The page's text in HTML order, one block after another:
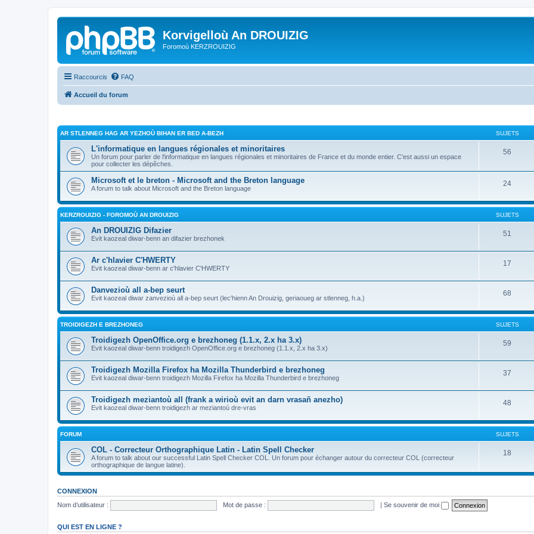
Korvigelloù An DROUIZIG
Foromoù KERZROUIZIG
Raccourcis FAQ
Accueil du forum
AR STLENNEG HAG AR YEZHOÙ BIHAN ER BED A-BEZH SUJETS
L'informatique en langues régionales et minoritaires
Un forum pour parler de l'informatique en langues régionales et minoritaires de France et du monde entier. C'est aussi un espace
pour collecter les dépêches.
56
Microsoft et le breton - Microsoft and the Breton language
A forum to talk about Microsoft and the Breton language
24
KERZROUIZIG - FOROMOÙ AN DROUIZIG SUJETS
An DROUIZIG Difazier
Evit kaozeal diwar-benn an difazier brezhonek
51
Ar c'hlavier C'HWERTY
Evit kaozeal diwar-benn ar c'hlavier C'HWERTY
17
Danvezioù all a-bep seurt
Evit kaozeal diwar zanvezioù all a-bep seurt (lec'hienn An Drouizig, geriaoueg ar stlenneg, h.a.)
68
TROIDIGEZH E BREZHONEG SUJETS
Troidigezh OpenOffice.org e brezhoneg (1.1.x, 2.x ha 3.x)
Evit kaozeal diwar-benn troidigezh OpenOffice.org e brezhoneg (1.1.x, 2.x ha 3.x)
59
Troidigezh Mozilla Firefox ha Mozilla Thunderbird e brezhoneg
Evit kaozeal diwar-benn troidigezh Mozilla Firefox ha Mozilla Thunderbird e brezhoneg
37
Troidigezh meziantoù all (frank a wirioù evit an darn vrasañ anezho)
Evit kaozeal diwar-benn troidigezh ar meziantoù dre-vras
48
FORUM SUJETS
COL - Correcteur Orthographique Latin - Latin Spell Checker
A forum to talk about our successful Latin Spell Checker COL. Un forum pour échanger autour du correcteur COL (correcteur
orthographique de langue latine).
18
CONNEXION
Nom d’utilisateur :
Mot de passe : | Se souvenir de moi
QUI EST EN LIGNE ?